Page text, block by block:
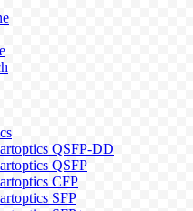
QSFP-DD
QSFP
CFP
SFP